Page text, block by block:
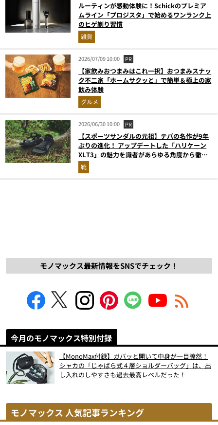
ルーティンが感動体験に！Schickのプレミア
ムライン「プロジスタ」で始めるワンランク上
のヒゲ剃り習慣
雑貨
2026/07/09 10:00 PR
【家飲みおつまみはこれ一択】おつまみスナッ
ク不二家「ホームサクッと」で簡単＆極上の家
飲み体験
グルメ
2026/06/30 10:00 PR
【スポーツサンダルの元祖】テバの名作が9年
ぶりの進化！ アップデートした「ハリケーン
XLT3」の魅力を識者があらゆる角度から徹底
解説！
靴
モノマックス最新情報をSNSでチェック！
今月のモノマックス特別付録
【MonoMax付録】ガバッと開いて中身が一目瞭然！
シャカの「じゃばら式４層ショルダーバッグ」は、出
し入れのしやすさも過去最高レベルだった！
モノマックス 人気記事ランキング